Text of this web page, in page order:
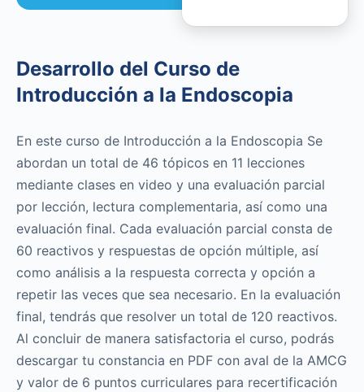
Desarrollo del Curso de
Introducción a la Endoscopia
En este curso de Introducción a la Endoscopia Se
abordan un total de 46 tópicos en 11 lecciones
mediante clases en video y una evaluación parcial
por lección, lectura complementaria, así como una
evaluación final. Cada evaluación parcial consta de
60 reactivos y respuestas de opción múltiple, así
como análisis a la respuesta correcta y opción a
repetir las veces que sea necesario. En la evaluación
final, tendrás que resolver un total de 120 reactivos.
Al concluir de manera satisfactoria el curso, podrás
descargar tu constancia en PDF con aval de la AMCG
y valor de 6 puntos curriculares para recertificación